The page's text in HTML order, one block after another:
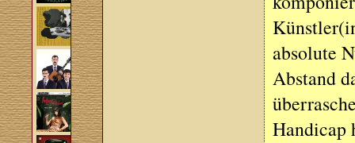
absolute
Abstand
Handicap